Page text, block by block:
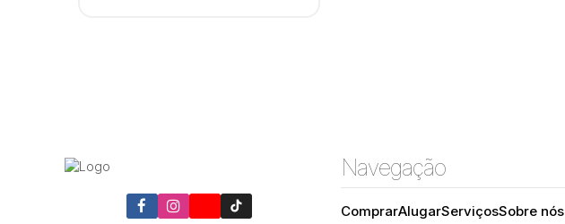
Navegação
ComprarAlugarServiçosSobre nós